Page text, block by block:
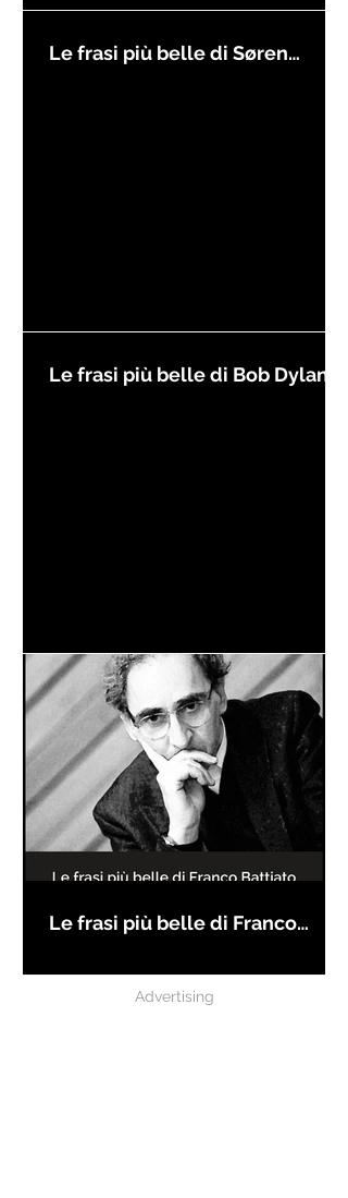
Le frasi più belle di Søren
Le frasi più belle di Bob Dylan
Le frasi più belle di Franco
Advertising